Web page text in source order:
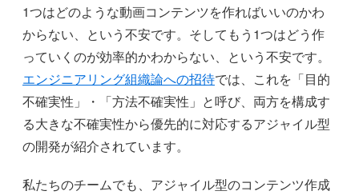
1つはどのような動画コンテンツを作ればいいのかわ
からない、という不安です。そしてもう1つはどう作
っていくのが効率的かわからない、という不安です。
エンジニアリング組織論への招待では、これを「目的
不確実性」・「方法不確実性」と呼び、両方を構成す
る大きな不確実性から優先的に対応するアジャイル型
の開発が紹介されています。
私たちのチームでも、アジャイル型のコンテンツ作成